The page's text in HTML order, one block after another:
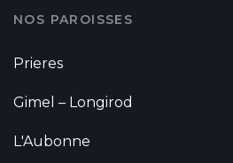
NOS PAROISSES
Prieres
Gimel – Longirod
L'Aubonne